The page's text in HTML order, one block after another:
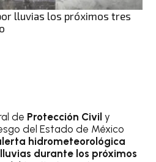
lluvias los próximos tres
de Protección Civil y
del Estado de México
hidrometeorológica
durante los próximos